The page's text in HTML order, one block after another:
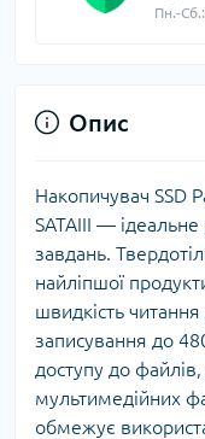
Пн.-
Опис
Накопичувач SSD
SATAIII —
завдань.
найліпшої
швидкість
записування до
доступу до
мультимедійних
обмежує